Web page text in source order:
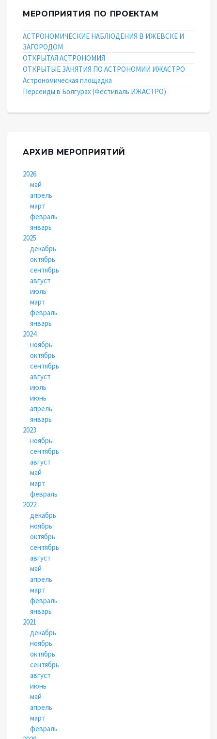
МЕРОПРИЯТИЯ ПО ПРОЕКТАМ
АСТРОНОМИЧЕСКИЕ НАБЛЮДЕНИЯ В ИЖЕВСКЕ И
ЗАГОРОДОМ
ОТКРЫТАЯ АСТРОНОМИЯ
ОТКРЫТЫЕ ЗАНЯТИЯ ПО АСТРОНОМИИ ИЖАСТРО
Астрономическая площадка
Персеиды в Болгурах (Фестиваль ИЖАСТРО)
АРХИВ МЕРОПРИЯТИЙ
2026
май
апрель
март
февраль
январь
2025
декабрь
октябрь
сентябрь
август
июль
март
февраль
январь
2024
ноябрь
октябрь
сентябрь
август
июль
июнь
апрель
январь
2023
ноябрь
сентябрь
август
май
март
февраль
2022
декабрь
ноябрь
октябрь
сентябрь
август
май
апрель
март
февраль
январь
2021
декабрь
ноябрь
октябрь
сентябрь
август
июнь
май
апрель
март
февраль